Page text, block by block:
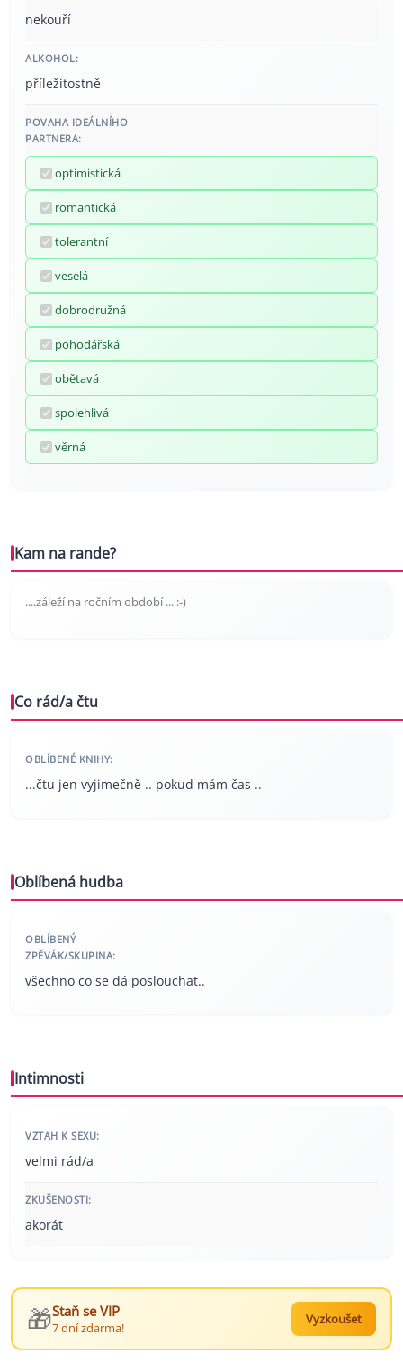
nekouří
ALKOHOL:
příležitostně
POVAHA IDEÁLNÍHO
PARTNERA:
optimistická
romantická
tolerantní
veselá
dobrodružná
pohodářská
obětavá
spolehlivá
věrná
Kam na rande?
....záleží na ročním období ... :-)
Co rád/a čtu
OBLÍBENÉ KNIHY:
...čtu jen vyjimečně .. pokud mám čas ..
Oblíbená hudba
OBLÍBENÝ
ZPĚVÁK/SKUPINA:
všechno co se dá poslouchat..
Intimnosti
VZTAH K SEXU:
velmi rád/a
ZKUŠENOSTI:
akorát
🎁Staň se VIP
7 dní zdarma!
Vyzkoušet